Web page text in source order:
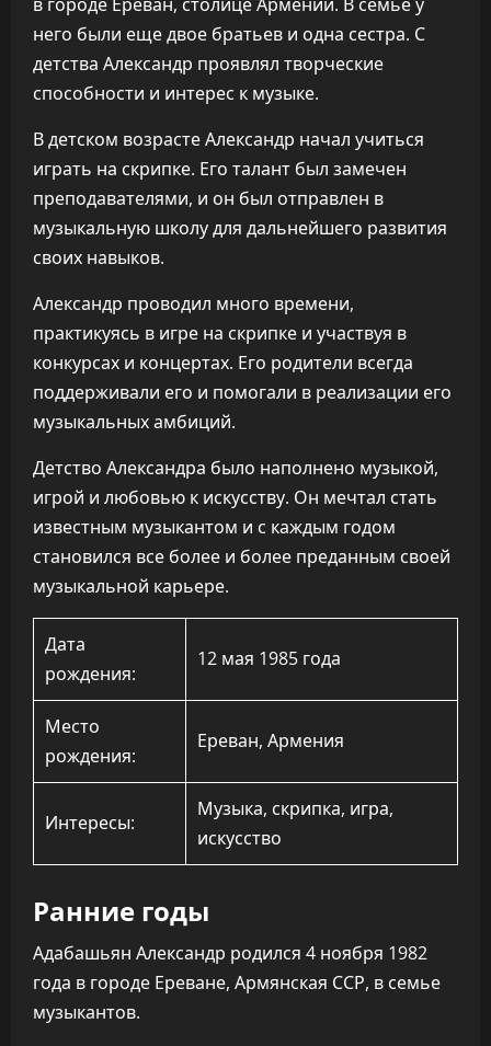
него были еще двое братьев и одна сестра. С
детства Александр проявлял творческие
способности и интерес к музыке.
В детском возрасте Александр начал учиться
играть на скрипке. Его талант был замечен
преподавателями, и он был отправлен в
музыкальную школу для дальнейшего развития
своих навыков.
Александр проводил много времени,
практикуясь в игре на скрипке и участвуя в
конкурсах и концертах. Его родители всегда
поддерживали его и помогали в реализации его
музыкальных амбиций.
Детство Александра было наполнено музыкой,
игрой и любовью к искусству. Он мечтал стать
известным музыкантом и с каждым годом
становился все более и более преданным своей
музыкальной карьере.
Дата
рождения:
12 мая 1985 года
Место
рождения:
Ереван, Армения
Интересы:
Музыка, скрипка, игра,
искусство
Ранние годы
Адабашьян Александр родился 4 ноября 1982
года в городе Ереване, Армянская ССР, в семье
музыкантов.